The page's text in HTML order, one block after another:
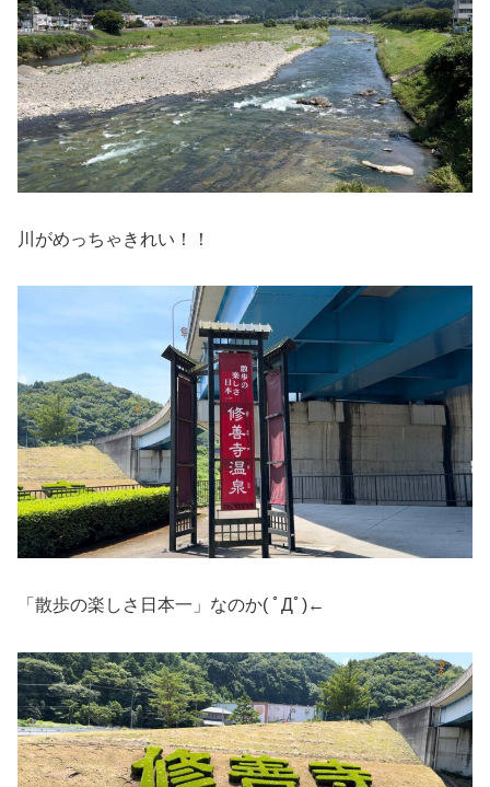
川がめっちゃきれい！！
「散歩の楽しさ日本一」なのか( ﾟДﾟ)←